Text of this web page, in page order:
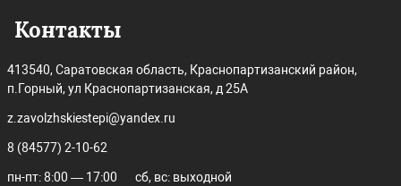
Контакты
413540, Саратовская область, Краснопартизанский район,
п.Горный, ул Краснопартизанская, д 25А
z.zavolzhskiestepi@yandex.ru
8 (84577) 2-10-62
пн-пт: 8:00 — 17:00 сб, вс: выходной